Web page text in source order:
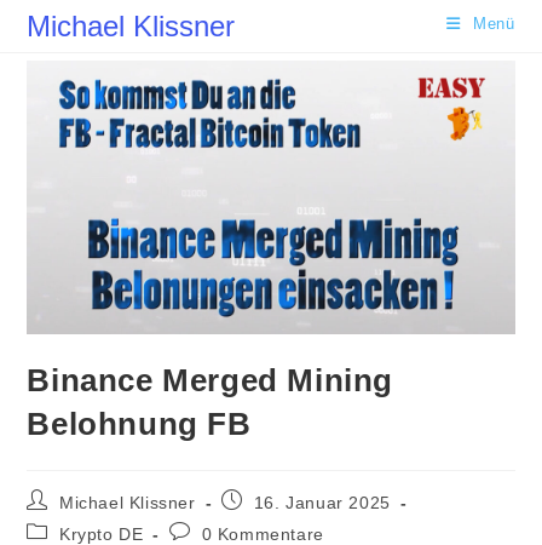
ZumMichael Klissner Menü
Binance Merged Mining
Belohnung FB
Beitrags-
Autor:
Michael Klissner
Beitrag16. Januar 2025
Beitrags-
Krypto DE
Beitrags-
0 Kommentare